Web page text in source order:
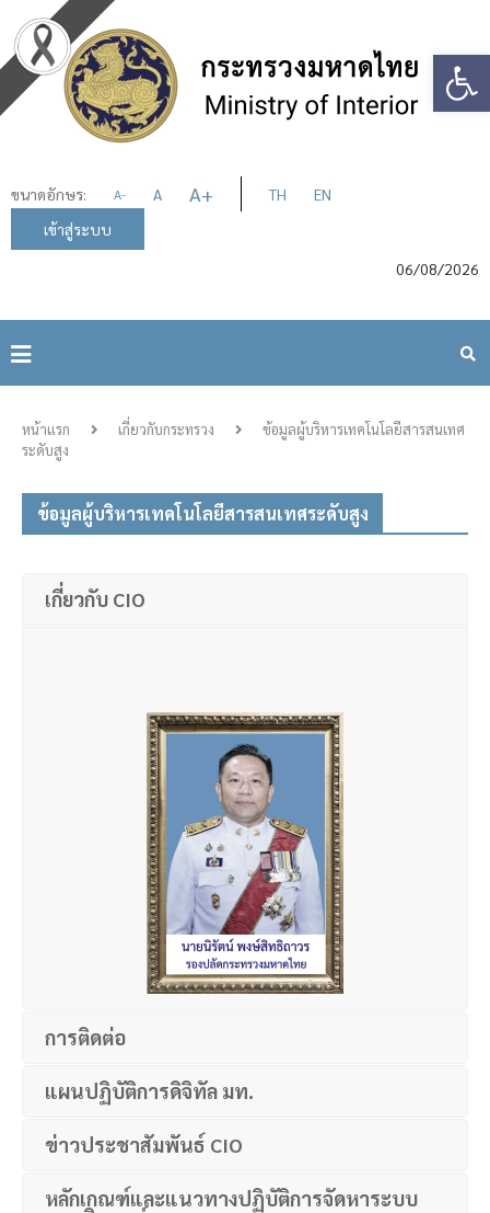
ขนาดอักษร: A- A A+ TH
EN
เข้าสู่ระบบ
06/08/2026
หน้าแรก เกี่ยวกับกระทรวง
ข้อมูลผู้บริหารเทคโนโลยีสารสนเทศ
ระดับสูง
ข้อมูลผู้บริหารเทคโนโลยีสารสนเทศระดับสูง
เกี่ยวกับ CIO
การติดต่อ
แผนปฏิบัติการดิจิทัล มท.
ข่าวประชาสัมพันธ์ CIO
หลักเกณฑ์และแนวทางปฏิบัติการจัดหาระบบ